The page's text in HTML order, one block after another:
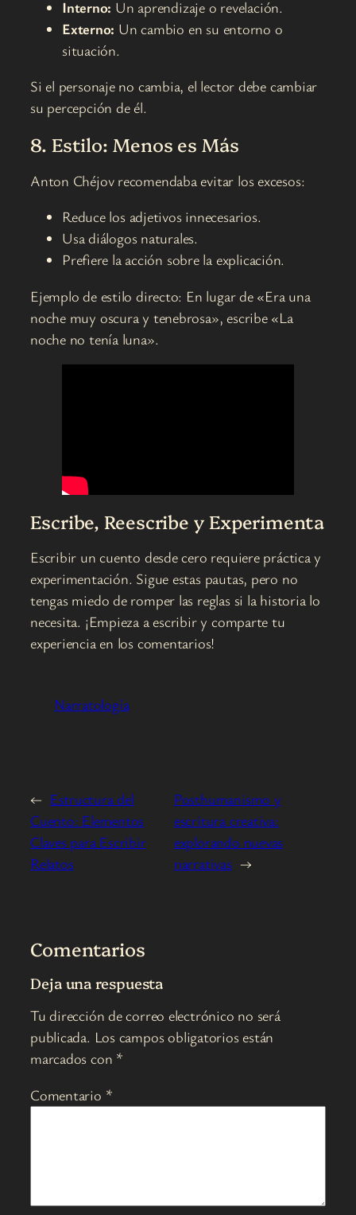
Interno: Un aprendizaje o revelación.
Externo: Un cambio en su entorno o
situación.
Si el personaje no cambia, el lector debe cambiar
su percepción de él.
8. Estilo: Menos es Más
Anton Chéjov recomendaba evitar los excesos:
Reduce los adjetivos innecesarios.
Usa diálogos naturales.
Prefiere la acción sobre la explicación.
Ejemplo de estilo directo: En lugar de «Era una
noche muy oscura y tenebrosa», escribe «La
noche no tenía luna».
Escribe, Reescribe y Experimenta
Escribir un cuento desde cero requiere práctica y
experimentación. Sigue estas pautas, pero no
tengas miedo de romper las reglas si la historia lo
necesita. ¡Empieza a escribir y comparte tu
experiencia en los comentarios!
Narratología
← Estructura del
Cuento: Elementos
Claves para Escribir
Relatos
Posthumanismo y
escritura creativa:
explorando nuevas
narrativas →
Comentarios
Deja una respuesta
Tu dirección de correo electrónico no será
publicada. Los campos obligatorios están
marcados con *
Comentario *